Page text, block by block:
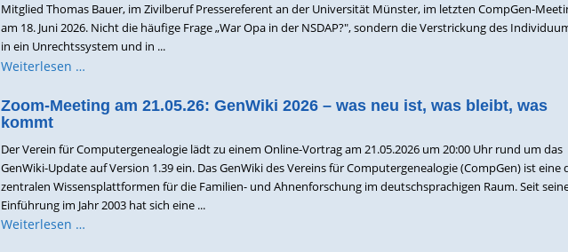
Mitglied Thomas Bauer, im Zivilberuf Pressereferent an der Universität Münster, im letzten CompGen-
am 18. Juni 2026. Nicht die häufige Frage „War Opa in der NSDAP?", sondern die Verstrickung des
in ein Unrechtssystem und in ...
Weiterlesen …
Zoom-Meeting am 21.05.26: GenWiki 2026 – was neu ist, was bleibt, was
kommt
Der Verein für Computergenealogie lädt zu einem Online-Vortrag am 21.05.2026 um 20:00 Uhr rund um das
GenWiki-Update auf Version 1.39 ein. Das GenWiki des Vereins für Computergenealogie (CompGen) ist eine
zentralen Wissensplattformen für die Familien- und Ahnenforschung im deutschsprachigen Raum. Seit
Einführung im Jahr 2003 hat sich eine ...
Weiterlesen …